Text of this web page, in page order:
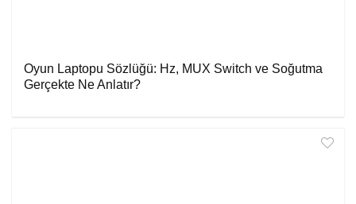
Oyun Laptopu Sözlüğü: Hz, MUX Switch ve Soğutma
Gerçekte Ne Anlatır?